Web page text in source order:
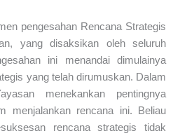
pengesahan Rencana Strategis
yang disaksikan oleh seluruh
ini menandai dimulainya
yang telah dirumuskan. Dalam
menekankan pentingnya
menjalankan rencana ini. Beliau
rencana strategis tidak